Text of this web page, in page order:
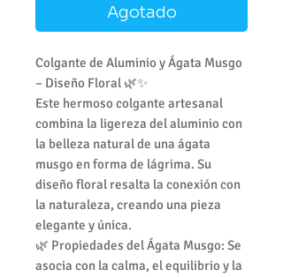
Agotado
Colgante de Aluminio y Ágata Musgo
– Diseño Floral 🌿✨
Este hermoso colgante artesanal
combina la ligereza del aluminio con
la belleza natural de una ágata
musgo en forma de lágrima. Su
diseño floral resalta la conexión con
la naturaleza, creando una pieza
elegante y única.
🌿 Propiedades del Ágata Musgo: Se
asocia con la calma, el equilibrio y la